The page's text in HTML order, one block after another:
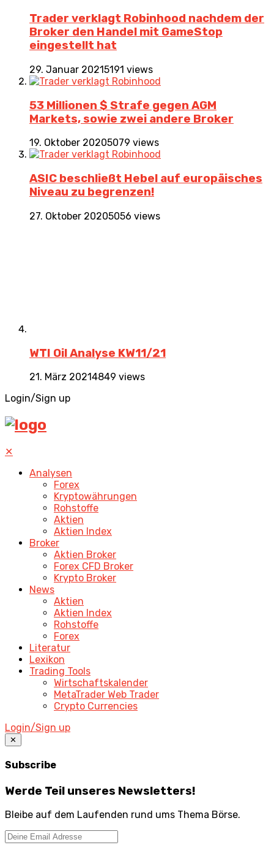
Trader verklagt Robinhood nachdem der
Broker den Handel mit GameStop
eingestellt hat
29. Januar 20215191 views
53 Millionen $ Strafe gegen AGM
Markets, sowie zwei andere Broker
19. Oktober 20205079 views
ASIC beschließt Hebel auf europäisches
Niveau zu begrenzen!
27. Oktober 20205056 views
WTI Oil Analyse KW11/21
21. März 20214849 views
Login/Sign up
✕
Analysen
Forex
Kryptowährungen
Rohstoffe
Aktien
Aktien Index
Broker
Aktien Broker
Forex CFD Broker
Krypto Broker
News
Aktien
Aktien Index
Rohstoffe
Forex
Literatur
Lexikon
Trading Tools
Wirtschaftskalender
MetaTrader Web Trader
Crypto Currencies
Login/Sign up
✕
Subscribe
Werde Teil unseres Newsletters!
Bleibe auf dem Laufenden rund ums Thema Börse.